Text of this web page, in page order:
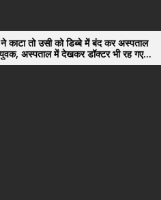
डिब्बे में बंद कर अस्पताल
डॉक्टर भी रह गए